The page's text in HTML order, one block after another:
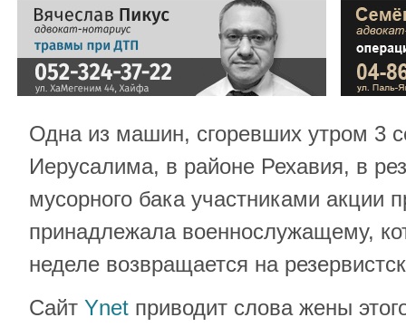
Одна из машин, сгоревших утром 3
Иерусалима, в районе Рехавия, в
мусорного бака участниками акции
принадлежала военнослужащему,
неделе возвращается на
Сайт Ynet приводит слова жены